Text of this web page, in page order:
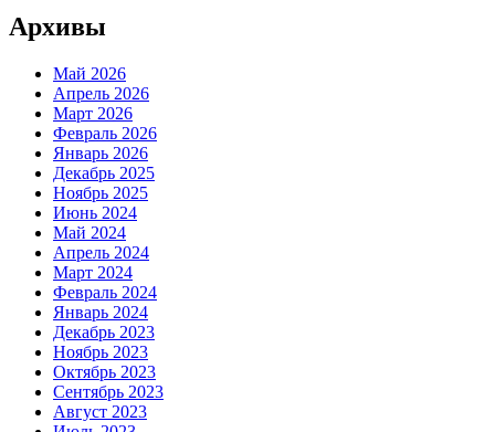
Архивы
Май 2026
Апрель 2026
Март 2026
Февраль 2026
Январь 2026
Декабрь 2025
Ноябрь 2025
Июнь 2024
Май 2024
Апрель 2024
Март 2024
Февраль 2024
Январь 2024
Декабрь 2023
Ноябрь 2023
Октябрь 2023
Сентябрь 2023
Август 2023